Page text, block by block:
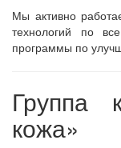
Мы активно
технологий по
программы по
Группа
кожа»